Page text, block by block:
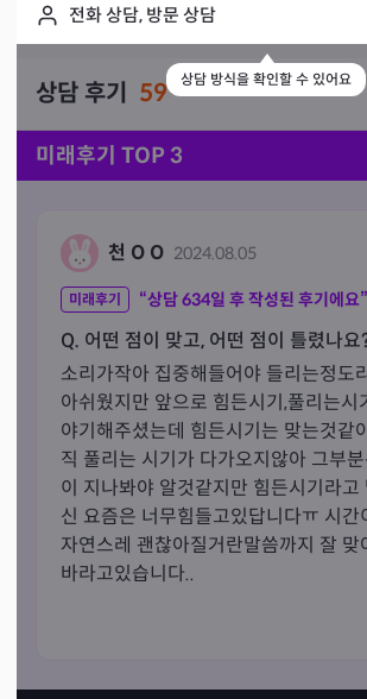
전화 상담, 방문 상담
상담 방식을 확인할 수 있어요
상담 후기 59
미래후기 TOP 3
천 O O 2024.08.05
미래후기 “상담634일 후 작성된 후기에요”
Q. 어떤 점이 맞고, 어떤 점이 틀렸나요
소리가작아 집중해들어야 들리는정도
아쉬웠지만 앞으로 힘든시기,풀리는시
야기해주셨는데 힘든시기는 맞는것같
직 풀리는 시기가 다가오지않아 그부
이 지나봐야 알것같지만 힘든시기라고
신 요즘은 너무힘들고있답니다ㅠ 시간
자연스레 괜찮아질거란말씀까지 잘 맞
바라고있습니다..